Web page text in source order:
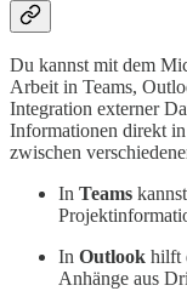
Du kannst mit dem
Arbeit in Teams,
Integration externer
Informationen direkt
zwischen
In Teams
In Outlook hilft
Anhänge aus